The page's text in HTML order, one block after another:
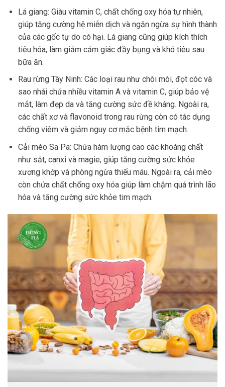
Lá giang: Giàu vitamin C, chất chống oxy hóa tự nhiên,
giúp tăng cường hệ miễn dịch và ngăn ngừa sự hình thành
của các gốc tự do có hại. Lá giang cũng giúp kích thích
tiêu hóa, làm giảm cảm giác đầy bụng và khó tiêu sau
bữa ăn.
Rau rừng Tây Ninh: Các loại rau như chòi mòi, đọt cóc và
sao nhái chứa nhiều vitamin A và vitamin C, giúp bảo vệ
mắt, làm đẹp da và tăng cường sức đề kháng. Ngoài ra,
các chất xơ và flavonoid trong rau rừng còn có tác dụng
chống viêm và giảm nguy cơ mắc bệnh tim mạch.
Cải mèo Sa Pa: Chứa hàm lượng cao các khoáng chất
như sắt, canxi và magie, giúp tăng cường sức khỏe
xương khớp và phòng ngừa thiếu máu. Ngoài ra, cải mèo
còn chứa chất chống oxy hóa giúp làm chậm quá trình lão
hóa và tăng cường sức khỏe tim mạch.